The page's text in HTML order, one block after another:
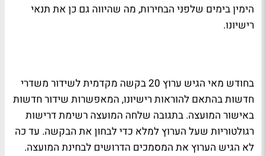
הימין בימים שלפני הבחירות, מה שהיווה גם כן את תנאי
רישיונו.
בחודש מאי הגיש ערוץ 20 בקשה מקדמית לשידור משדרי
חדשות בהתאם להוראות רישיונו, המאפשרות שידור חדשות
באישור המועצה. בתגובה שלחה המועצה רשימת דרישות
רגולטוריות שעל הערוץ למלא כדי לבחון את הבקשה. עד כה
לא הגיש הערוץ את המסמכים הדרושים לבחינת המועצה.